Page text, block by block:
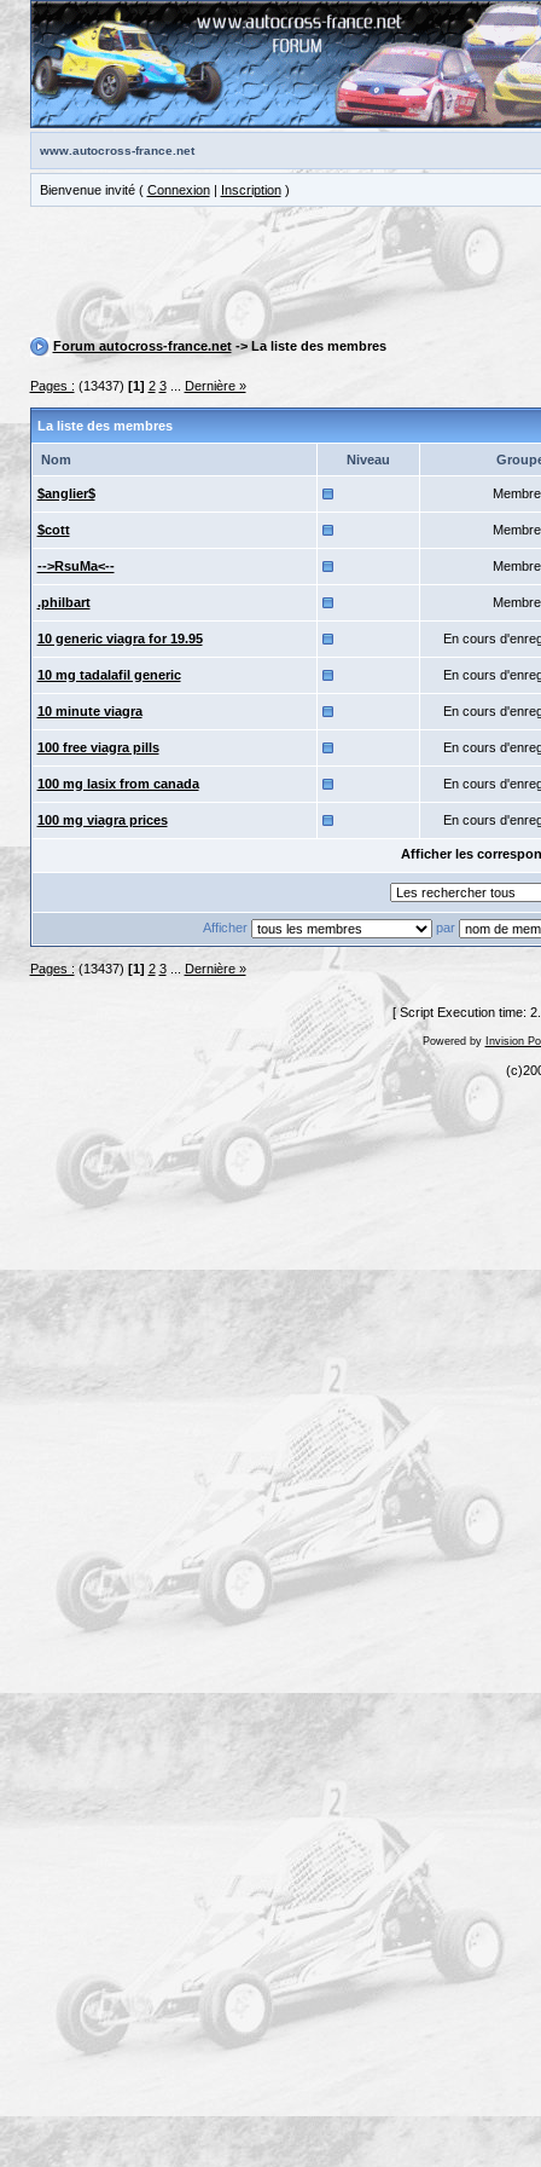
www.autocross-france.net
Bienvenue invité ( Connexion| Inscription)
Forum autocross-france.net-> La liste des membres
Pages : (13437) [1] 2 3... Dernière »
La liste des membres
Nom Niveau
$anglier$
$cott
-->RsuMa<--
.philbart
10 generic viagra for 19.95 En cours
10 mg tadalafil generic En cours
10 minute viagra En cours
100 free viagra pills En cours
100 mg lasix from canada En cours
100 mg viagra prices En cours
Afficher les
Afficher par
Pages : (13437) [1] 2 3... Dernière »
[ Script Execution time:
Powered by Invision